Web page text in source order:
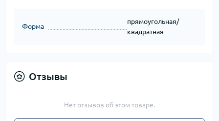
Форма
прямоугольная/
квадратная
Отзывы
Нет отзывов об этом товаре.